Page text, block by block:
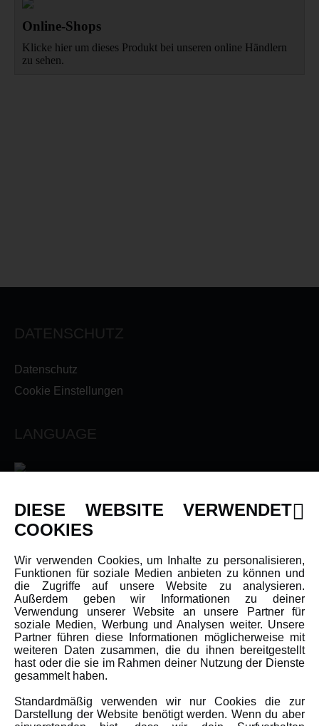
Online-Shops
Klicke hier um dieses Produkt bei unseren online Händlern
zu sehen.
DATENSCHUTZ
Datenschutz
Cookie Einstellungen
LANGUAGE
INFORMATIONEN
Newsletter
Über uns
Karriere
Amewi Kataloge
MEHR VON AMEWI
AMXRacing - Qualitäts RC-Zubehör
DIESE WEBSITE VERWENDET
COOKIES
Wir verwenden Cookies, um Inhalte zu personalisieren,
Funktionen für soziale Medien anbieten zu können und
die Zugriffe auf unsere Website zu analysieren.
Außerdem geben wir Informationen zu deiner
Verwendung unserer Website an unsere Partner für
soziale Medien, Werbung und Analysen weiter. Unsere
Partner führen diese Informationen möglicherweise mit
weiteren Daten zusammen, die du ihnen bereitgestellt
hast oder die sie im Rahmen deiner Nutzung der Dienste
gesammelt haben.
Standardmäßig verwenden wir nur Cookies die zur
Darstellung der Website benötigt werden. Wenn du aber